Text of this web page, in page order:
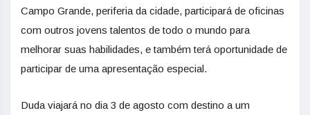
Campo Grande, periferia da cidade, participará de oficinas
com outros jovens talentos de todo o mundo para
melhorar suas habilidades, e também terá oportunidade de
participar de uma apresentação especial.
Duda viajará no dia 3 de agosto com destino a um